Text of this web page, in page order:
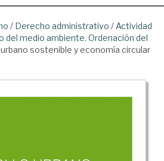
/ Derecho administrativo / Actividad
del medio ambiente. Ordenación del
sostenible y economía circular